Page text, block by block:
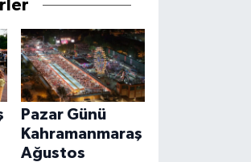
Pazar Günü
Kahramanmaraş
Ağustos